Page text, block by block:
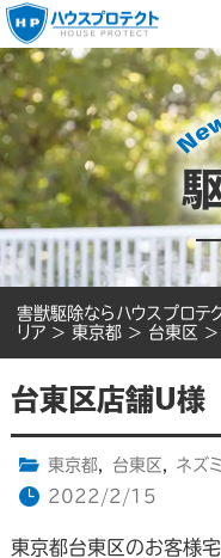
害獣駆除ならハウスプロテ
リア > 東京都 > 台東区 >
台東区店舗U様
東京都, 台東区 ,
ネズ
2022/2/15
東京都台東区のお客様